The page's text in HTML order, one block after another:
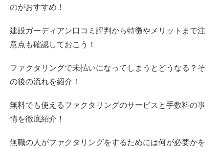
のがおすすめ！
建設ガーディアン口コミ評判から特徴やメリットまで注
意点も確認しておこう！
ファクタリングで未払いになってしまうとどうなる？そ
の後の流れを紹介！
無料でも使えるファクタリングのサービスと手数料の事
情を徹底紹介！
無職の人がファクタリングをするためには何が必要かを